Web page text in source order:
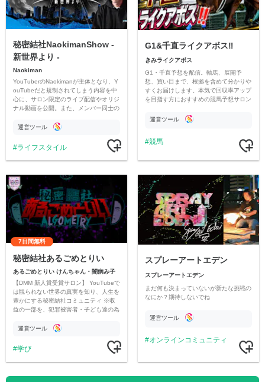
秘密結社NaokimanShow -
新世界より -
Naokiman
YouTuberのNaokimanが主体となり、Y
ouTubeだと規制されてしまう内容を中
心に、サロン限定のライブ配信やオリジ
ナル動画を公開。また、メンバー同士の
ただいています。
運営ツール
ライフスタイル
G1&千直ライクアボス‼️
きみライクアボス
G1・千直予想を配信。軸馬、展開予
想、買い目まで、根拠を含めて分かりや
すくお届けします。本気で回収率アップ
を目指す方におすすめの競馬予想サロン
運営ツール
競馬
7日間無料
秘密結社あるごめとりい
あるごめとりい けんちゃん・闇病み子
【DMM 新人賞受賞サロン】 YouTubeで
は観られない世界の真実を知り、人生を
豊かにする秘密結社コミュニティ ※収
益の一部を、犯罪被害者・子ども達の為
す運営ツール
学び
スプレーアートエデン
スプレーアートエデン
まだ何も決まっていないが新たな挑戦の
なにか？期待しないでね
運営ツール
オンラインコミュニティ